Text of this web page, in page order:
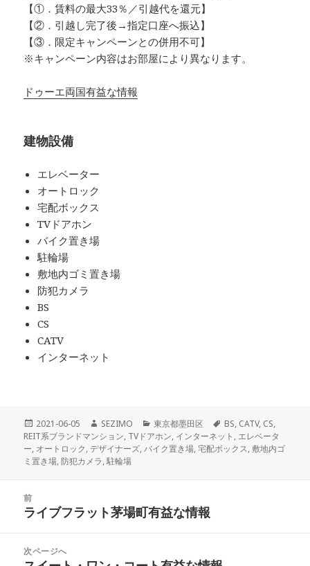
【①．賃料の最大33％／引越代を還元】
【②．引越し完了後→指定口座へ振込】
【③．限定キャンペーンとの併用不可】
※キャンペーン内容はお部屋により異なります。
ドゥーエ両国有益な情報
建物設備
エレベーター
オートロック
宅配ボックス
TVドアホン
バイク置き場
駐輪場
敷地内ゴミ置き場
防犯カメラ
BS
CS
CATV
インターネット
投
稿
日:
2021-06-05
作
成
者
SEZIMO
カ
テ
ゴ
東京都墨田区
タ
グ
BS, CATV, CS,
REIT系ブランドマンション, TVドアホン, インターネット , エレベータ
ー, オートロック,デザイナーズ,バイク置き場,宅配ボックス, 敷地内ゴ
ミ置き場,防犯カメラ,駐輪場
前
前
投
稿:
ライブフラット茅場町有益な情報
次ページへ